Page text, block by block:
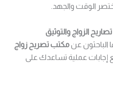
الوقت والجهد.
الزواج والتوثيق
الباحثون عنمكتب تصريح زواج
عملية تساعدك على